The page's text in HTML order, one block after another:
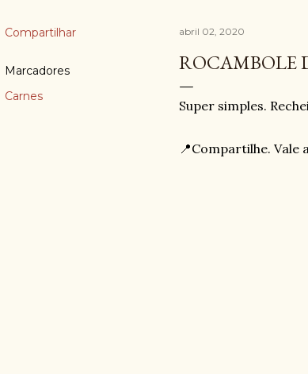
Compartilhar
Marcadores
Carnes
abril 02, 2020
ROCAMBOLE
Super simples.
📍Compartilhe. Vale